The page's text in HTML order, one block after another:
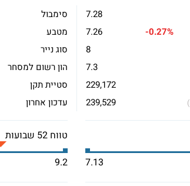
7.28
-0.27%
7.26
8
7.3
229,172
239,529
סימבול
מטבע
סוג נייר
הון רשום למסחר
סטיית תקן
עדכון אחרון
7.13
טווח 52 שבועות
9.2